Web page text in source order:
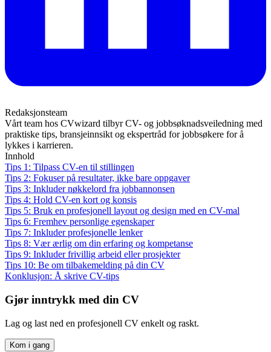
Redaksjonsteam
Vårt team hos CVwizard tilbyr CV- og jobbsøknadsveiledning med
praktiske tips, bransjeinnsikt og ekspertråd for jobbsøkere for å
lykkes i karrieren.
Innhold
Tips 1: Tilpass CV-en til stillingen
Tips 2: Fokuser på resultater, ikke bare oppgaver
Tips 3: Inkluder nøkkelord fra jobbannonsen
Tips 4: Hold CV-en kort og konsis
Tips 5: Bruk en profesjonell layout og design med en CV-mal
Tips 6: Fremhev personlige egenskaper
Tips 7: Inkluder profesjonelle lenker
Tips 8: Vær ærlig om din erfaring og kompetanse
Tips 9: Inkluder frivillig arbeid eller prosjekter
Tips 10: Be om tilbakemelding på din CV
Konklusjon: Å skrive CV-tips
Gjør inntrykk med din CV
Lag og last ned en profesjonell CV enkelt og raskt.
Kom i gang